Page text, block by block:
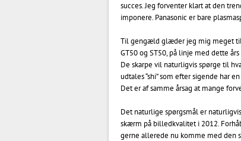
succes. Jeg forventer klart at den
imponere. Panasonic er bare
Til gengæld glæder jeg mig meget til
GT50 og ST50, på linje med dette
De skarpe vil naturligvis spørge til
udtales “shi” som efter sigende har
Det er af samme årsag at mange
Det naturlige spørgsmål er
skærm på billedkvalitet i 2012.
gerne allerede nu komme med den